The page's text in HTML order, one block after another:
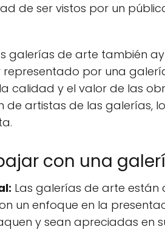
de ser vistos por un
galerías de arte también
representado por una
calidad y el valor de las
de artistas de las galerías,
con una
Las galerías de arte
un enfoque en la
y sean apreciadas en